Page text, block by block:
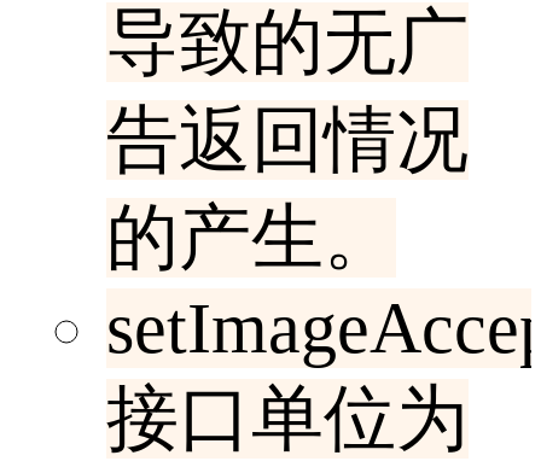
导致的无广
告返回情况
的产生。
接口单位为